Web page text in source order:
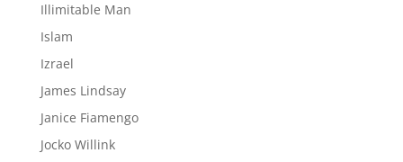
Illimitable Man
Islam
Izrael
James Lindsay
Janice Fiamengo
Jocko Willink